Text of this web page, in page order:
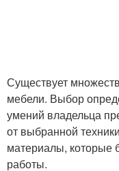
Существует
мебели. Выбор
умений владельца
от выбранной
материалы, которые
работы.